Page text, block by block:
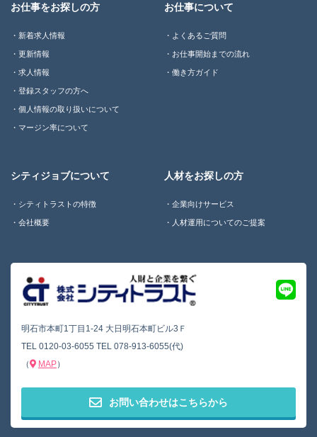
明石市本町1丁目1-24 大日明石本町ビル3Ｆ
TEL 0120-03-6055 TEL 078-913-6055(代)
（
MAP）
お問い合わせはこちらから
お仕事をお探しの方
新着求人情報
更新情報
求人情報
登録スタッフの方へ
個人情報の取り扱いについて
マージン率について
お仕事について
よくあるご質問
お仕事開始までの流れ
働き方ガイド
シティジョブについて
シティトラストの特徴
会社概要
人材をお探しの方
企業向けサービス
人材運用についてのご提案